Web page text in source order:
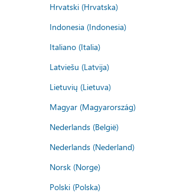
Hrvatski (Hrvatska)
Indonesia (Indonesia)
Italiano (Italia)
Latviešu (Latvija)
Lietuvių (Lietuva)
Magyar (Magyarország)
Nederlands (België)
Nederlands (Nederland)
Norsk (Norge)
Polski (Polska)